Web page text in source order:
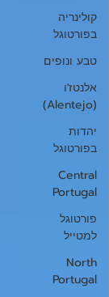
קולינריה
בפורטוגל
טבע ונופים
אלנטז'ו
(Alentejo)
יהדות
בפורטוגל
Central
Portugal
פורטוגל
למטייל
North
Portugal